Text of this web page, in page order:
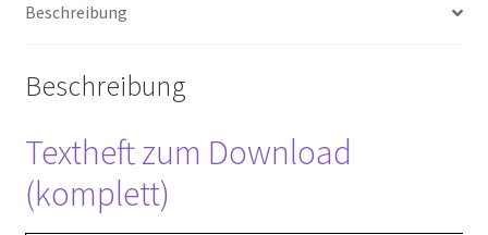
Beschreibung
Beschreibung
Textheft zum Download
(komplett)